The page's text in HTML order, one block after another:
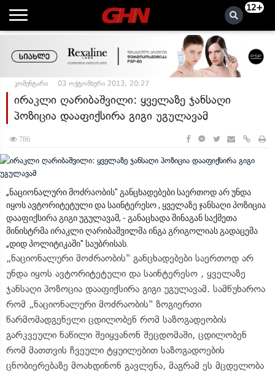
12+
კომენტარი 03 ოქტომბერი 2013, 20:27
ირაკლი ღარიბაშვილი: ყველაზე ჯანსაღი
პოზიცია დააფიქსირა გიგი უგულავამ
786
„ნაციონალური მოძრაობის" განცხადებები საერთოდ არ უნდა
იყოს ავტორიტეტული და საინტერესო , ყველაზე ჯანსაღი პოზიცია
დააფიქსირა გიგი უგულავამ, - განაცხადა შინაგან საქმეთა
მინისტრმა ირაკლი ღარიბაშვილმა ინგა გრიგოლიას გადაცემა
„დიდ პოლიტიკაში" საუბრისას.
„ნაციონალური მოძრაობის" განცხადებები საერთოდ არ
უნდა იყოს ავტორიტეტული და საინტერესო , ყველაზე
ჯანსაღი პოზოცია დააფიქსირა გიგი უგულავამ. სამწუხაროა
რომ „ნაციონალური მოძრაობის" ზოგიერთი
წარმომადგენელი ცდილობენ რომ საზოგადეობის
გარკვეული ნაწილი შეიყვანონ შეცდომაში, ცდილობენ
რომ მათთვის ჩვეული ტყუილებით საზოგადოების
ცნობიერებაზე მოახდინონ გავლენა, მაგრამ ეს მცდელობა